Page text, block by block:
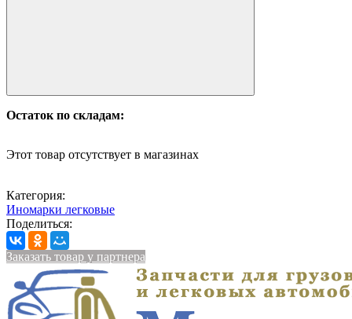
Остаток по складам:
Этот товар отсутствует в магазинах
Категория:
Иномарки легковые
Поделиться:
Заказать товар у партнера